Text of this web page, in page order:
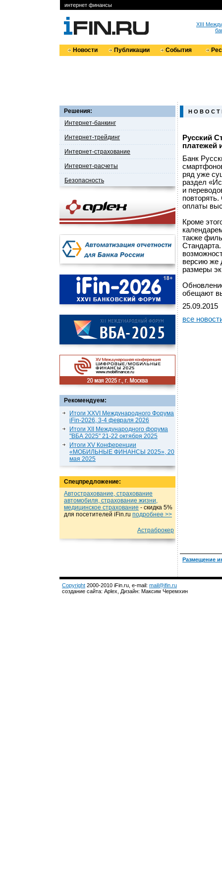
интернет финансы
XIII
Новости Публикации События
Решения:
Интернет-банкинг
Интернет-трейдинг
Интернет-страхование
Интернет-расчеты
Безопасность
Рекомендуем:
Итоги XXVI Международного Форума
iFin-2026, 3-4 февраля 2026
Итоги XII Международного форума
"ВБА 2025" 21-22 октября 2025
Итоги XV Конференции
«МОБИЛЬНЫЕ ФИНАНСЫ 2025», 20
мая 2025
Спецпредложение:
Автострахование, страхование
автомобиля, страхование жизни,
медицинское страхование - cкидка 5%
для посетителей iFin.ru подробнеe >>
Астраброкер
Н О В О С Т
Русский
платежей
Банк
ряд уже
раздел
и
оплаты
Кроме
также
версию же
размеры
обещают
25.09.2015
все
Размещение
Copyright 2000-2010 iFin.ru, e-mail: mail@ifin.ru
создание сайта: Aplex, Дизайн: Максим Черемхин